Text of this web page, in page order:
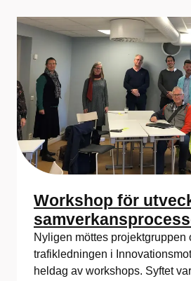
Workshop för
Nyligen möttes projektgruppen
trafikledningen i
heldag av workshops. Syftet